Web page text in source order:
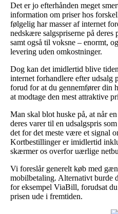
Det er jo efterhånden meget
information om priser hos
følgelig har masser af internet
nedskære salgspriserne på
samt også til voksne – enormt,
levering uden omkostninger.
Dog kan det imidlertid blive
internet forhandlere efter
forud for at du gennemfører din
at modtage den mest attraktive
Man skal blot huske på, at når
deres varer til en udsalgspris
det for det meste være et signal
Kortbestillinger er imidlertid
skærmer os overfor uærlige
Vi foreslår generelt køb med
mobilbetaling. Alternativt burde
for eksempel ViaBill, forudsat
prisen ude i fremtiden.